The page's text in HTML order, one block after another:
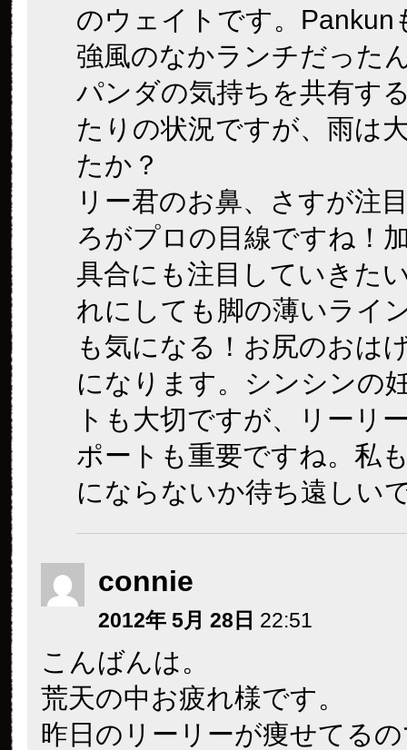
のウェイトです。Pankun
強風のなかランチだった
パンダの気持ちを共有す
たりの状況ですが、雨は
たか？
リー君のお鼻、さすが注
ろがプロの目線ですね！
具合にも注目していきた
れにしても脚の薄いライ
も気になる！お尻のおは
になります。シンシンの
トも大切ですが、リーリ
ポートも重要ですね。私
にならないか待ち遠しい
connie
2012年 5月 28日 22:51
こんばんは。
荒天の中お疲れ様です。
昨日のリーリーが痩せてる